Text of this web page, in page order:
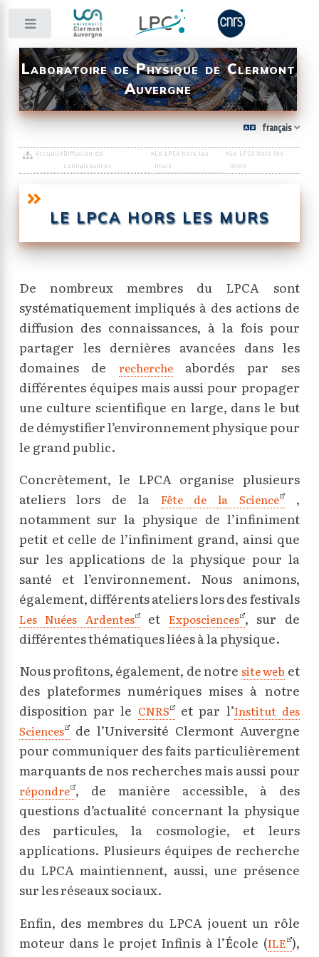
Laboratoire de Physique de Clermont
Auvergne
français
Accueil>Diffusion de
connaissances
>Le LPCA hors les
murs
> Le LPCA hors les
murs
LE LPCA HORS LES MURS
De nombreux membres du LPCA sont
systématiquement impliqués à des actions de
diffusion des connaissances, à la fois pour
partager les dernières avancées dans les
domaines de rechercheabordés par ses
différentes équipes mais aussi pour propager
une culture scientifique en large, dans le but
de démystifier l’environnement physique pour
le grand public.
Concrètement, le LPCA organise plusieurs
ateliers lors de la Fête de la Science ,
notamment sur la physique de l’infiniment
petit et celle de l’infiniment grand, ainsi que
sur les applications de la physique pour la
santé et l’environnement. Nous animons,
également, différents ateliers lors des festivals
Les Nuées Ardentes et Exposciences , sur de
différentes thématiques liées à la physique.
Nous profitons, également, de notre site web et
des plateformes numériques mises à notre
disposition par le CNRS et par l’Institut des
Sciences de l’Université Clermont Auvergne
pour communiquer des faits particulièrement
marquants de nos recherches mais aussi pour
répondre , de manière accessible, à des
questions d’actualité concernant la physique
des particules, la cosmologie, et leurs
applications. Plusieurs équipes de recherche
du LPCA maintiennent, aussi, une présence
sur les réseaux sociaux.
Enfin, des membres du LPCA jouent un rôle
moteur dans le projet Infinis à l’École (ILE ),
Toggle